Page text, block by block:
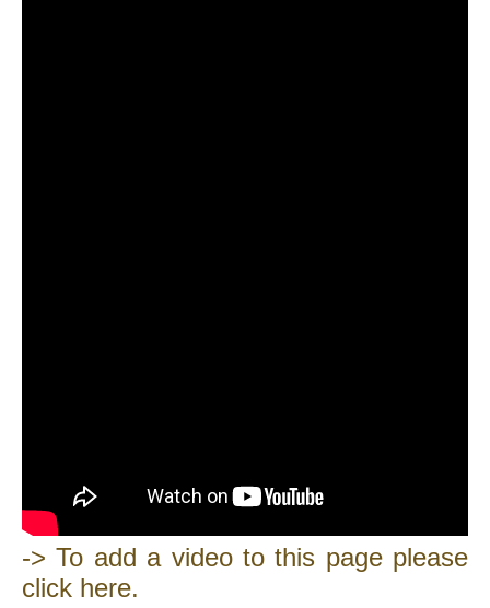
-> To add a video to this page please
click here.